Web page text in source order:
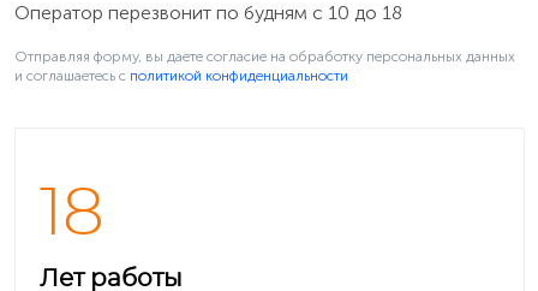
Оператор перезвонит по будням с 10 до 18
Отправляя форму, вы даете согласие на обработку персональных данных
и соглашаетесь c политикой конфиденциальности
18
Лет работы